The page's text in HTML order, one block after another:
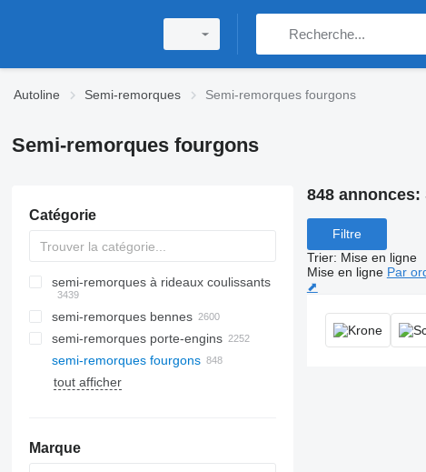
Autoline Semi-remorques Semi-remorques fourgons
Semi-remorques fourgons
Catégorie
semi-remorques à rideaux coulissants
semi-remorques bennes
semi-remorques porte-engins
semi-remorques fourgons
tout afficher
Marque
848 annonces:
Filtre
Trier: Mise en ligne
Mise en ligne Par
⬈